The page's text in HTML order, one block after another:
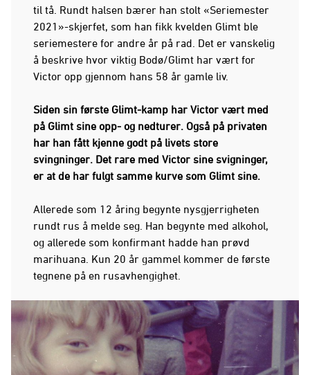
til tå. Rundt halsen bærer han stolt «Seriemester
2021»-skjerfet, som han fikk kvelden Glimt ble
seriemestere for andre år på rad. Det er vanskelig
å beskrive hvor viktig Bodø/Glimt har vært for
Victor opp gjennom hans 58 år gamle liv.
Siden sin første Glimt-kamp har Victor vært med
på Glimt sine opp- og nedturer. Også på privaten
har han fått kjenne godt på livets store
svingninger. Det rare med Victor sine svigninger,
er at de har fulgt samme kurve som Glimt sine.
Allerede som 12 åring begynte nysgjerrigheten
rundt rus å melde seg. Han begynte med alkohol,
og allerede som konfirmant hadde han prøvd
marihuana. Kun 20 år gammel kommer de første
tegnene på en rusavhengighet.